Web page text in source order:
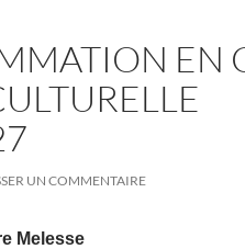
EN
UN COMMENTAIRE
Melesse